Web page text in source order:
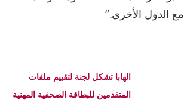
الدول الأخرى.”
الهابا تشكل لجنة لتقييم ملفات
المتقدمين للبطاقة الصحفية المهنية